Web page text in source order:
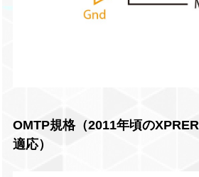
OMTP規格（2011年頃の
適応）